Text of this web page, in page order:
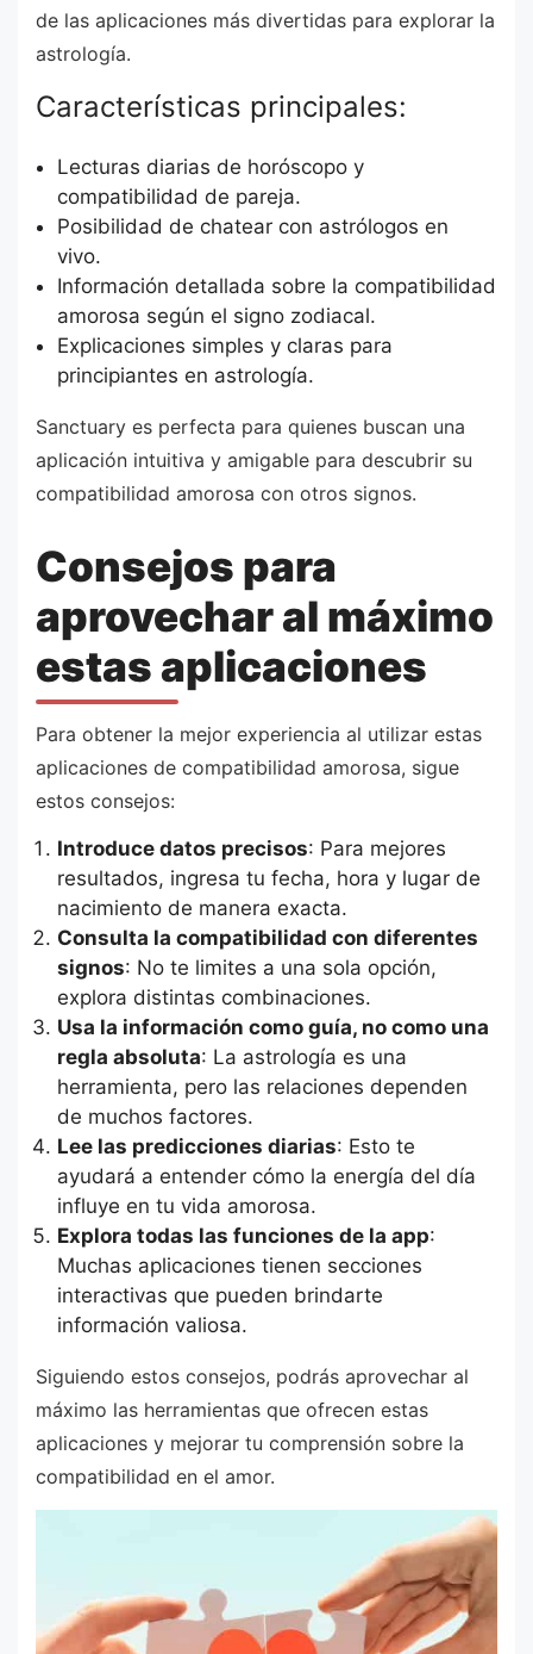
de las aplicaciones más divertidas para explorar la
astrología.
Características principales:
Lecturas diarias de horóscopo y
compatibilidad de pareja.
Posibilidad de chatear con astrólogos en
vivo.
Información detallada sobre la compatibilidad
amorosa según el signo zodiacal.
Explicaciones simples y claras para
principiantes en astrología.
Sanctuary es perfecta para quienes buscan una
aplicación intuitiva y amigable para descubrir su
compatibilidad amorosa con otros signos.
Consejos para
aprovechar al máximo
estas aplicaciones
Para obtener la mejor experiencia al utilizar estas
aplicaciones de compatibilidad amorosa, sigue
estos consejos:
Introduce datos precisos: Para mejores
resultados, ingresa tu fecha, hora y lugar de
nacimiento de manera exacta.
Consulta la compatibilidad con diferentes
signos: No te limites a una sola opción,
explora distintas combinaciones.
Usa la información como guía, no como una
regla absoluta: La astrología es una
herramienta, pero las relaciones dependen
de muchos factores.
Lee las predicciones diarias: Esto te
ayudará a entender cómo la energía del día
influye en tu vida amorosa.
Explora todas las funciones de la app:
Muchas aplicaciones tienen secciones
interactivas que pueden brindarte
información valiosa.
Siguiendo estos consejos, podrás aprovechar al
máximo las herramientas que ofrecen estas
aplicaciones y mejorar tu comprensión sobre la
compatibilidad en el amor.